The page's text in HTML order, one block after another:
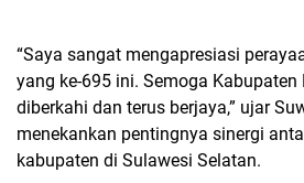
“Saya sangat mengapresiasi
yang ke-695 ini. Semoga Kabupaten
diberkahi dan terus berjaya,” ujar
menekankan pentingnya sinergi
kabupaten di Sulawesi Selatan.